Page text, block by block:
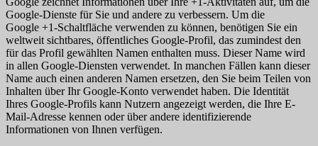
Google-Dienste für Sie und andere zu verbessern. Um die
Google +1-Schaltfläche verwenden zu können, benötigen Sie ein
weltweit sichtbares, öffentliches Google-Profil, das zumindest den
für das Profil gewählten Namen enthalten muss. Dieser Name wird
in allen Google-Diensten verwendet. In manchen Fällen kann dieser
Name auch einen anderen Namen ersetzen, den Sie beim Teilen von
Inhalten über Ihr Google-Konto verwendet haben. Die Identität
Ihres Google-Profils kann Nutzern angezeigt werden, die Ihre E-
Mail-Adresse kennen oder über andere identifizierende
Informationen von Ihnen verfügen.